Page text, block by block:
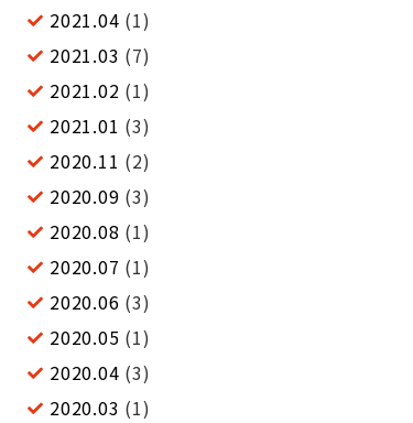
2021.04 (1)
2021.03 (7)
2021.02 (1)
2021.01 (3)
2020.11 (2)
2020.09 (3)
2020.08 (1)
2020.07 (1)
2020.06 (3)
2020.05 (1)
2020.04 (3)
2020.03 (1)